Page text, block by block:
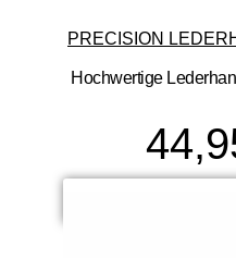
PRECISION
Hochwertige